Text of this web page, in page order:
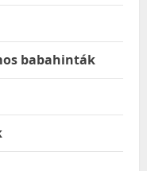
babahinták